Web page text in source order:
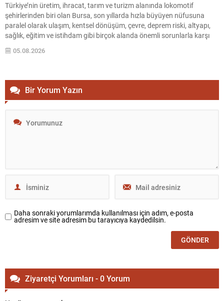
Türkiye’nin üretim, ihracat, tarım ve turizm alanında lokomotif
şehirlerinden biri olan Bursa, son yıllarda hızla büyüyen nüfusuna
paralel olarak ulaşım, kentsel dönüşüm, çevre, deprem riski, altyapı,
sağlık, eğitim ve istihdam gibi birçok alanda önemli sorunlarla karşı
karşıya bulunuyor. Yaklaşık dört milyonluk nüfusuyla Türkiye’nin en
büyük metropollerinden biri olan kentte, yıllardır...
05.08.2026
Bir Yorum Yazın
Daha sonraki yorumlarımda kullanılması için adım, e-posta
adresim ve site adresim bu tarayıcıya kaydedilsin.
Ziyaretçi Yorumları - 0 Yorum